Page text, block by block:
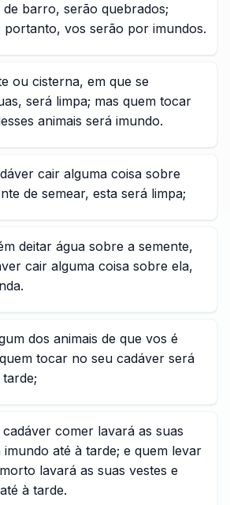
barro, serão quebrados;
portanto, vos serão por imundos.
ou cisterna, em que se
será limpa; mas quem tocar
animais será imundo.
cair alguma coisa sobre
de semear, esta será limpa;
deitar água sobre a semente,
cair alguma coisa sobre ela,
dos animais de que vos é
tocar no seu cadáver será
comer lavará as suas
imundo até à tarde; e quem levar
lavará as suas vestes e
à tarde.